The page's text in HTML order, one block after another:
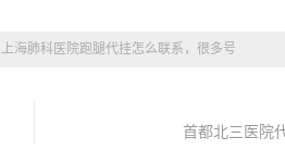
上海肺科医院跑腿代挂怎么联系，很多号
首都北三医院